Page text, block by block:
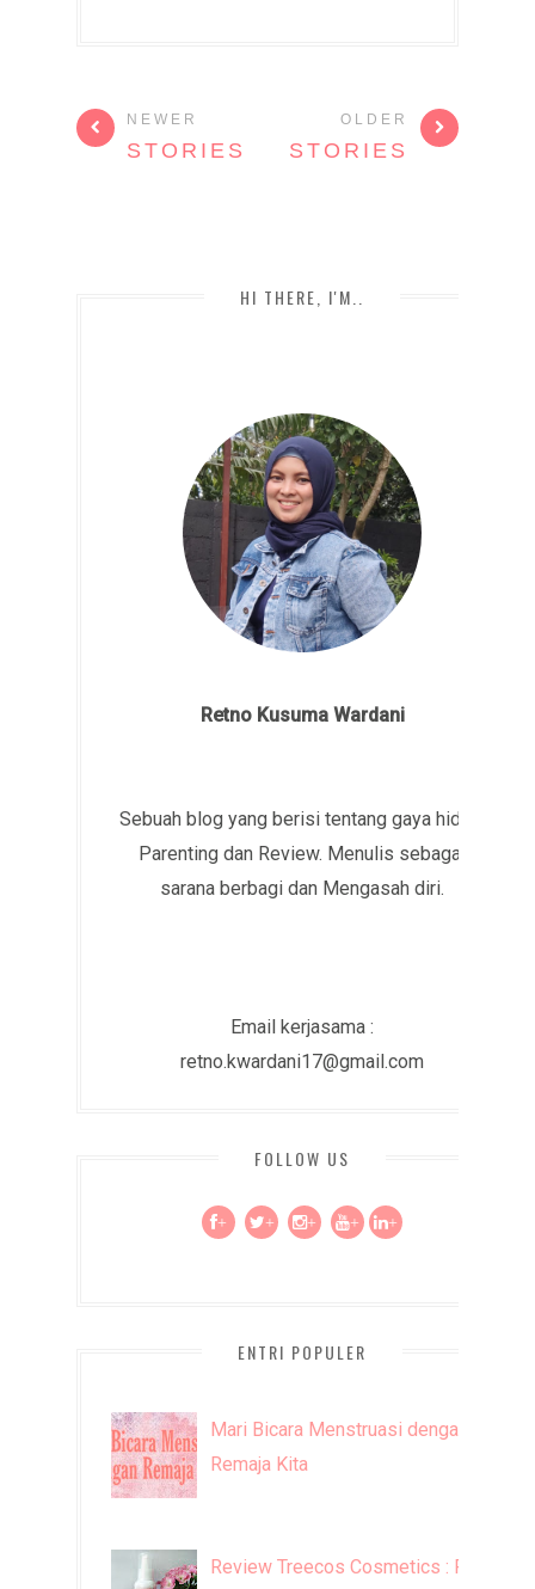
NEWER
STORIES
OLDER
STORIES
HI THERE, I'M..
Retno Kusuma Wardani
Sebuah blog yang berisi tentang gaya hidup,
Parenting dan Review. Menulis sebagai
sarana berbagi dan Mengasah diri.
Email kerjasama :
retno.kwardani17@gmail.com
FOLLOW US
+ + + + +
ENTRI POPULER
Mari Bicara Menstruasi dengan
Remaja Kita
Review Treecos Cosmetics : FW